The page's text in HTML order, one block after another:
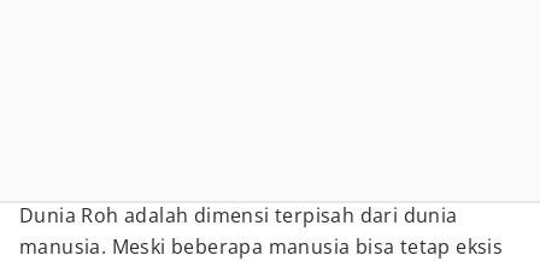
Dunia Roh adalah dimensi terpisah dari dunia
manusia. Meski beberapa manusia bisa tetap eksis